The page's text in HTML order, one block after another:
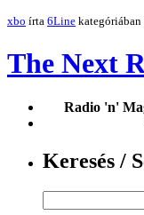
xbo írta 6Line kategóriában
The Next
Radio 'n'
Keresés /